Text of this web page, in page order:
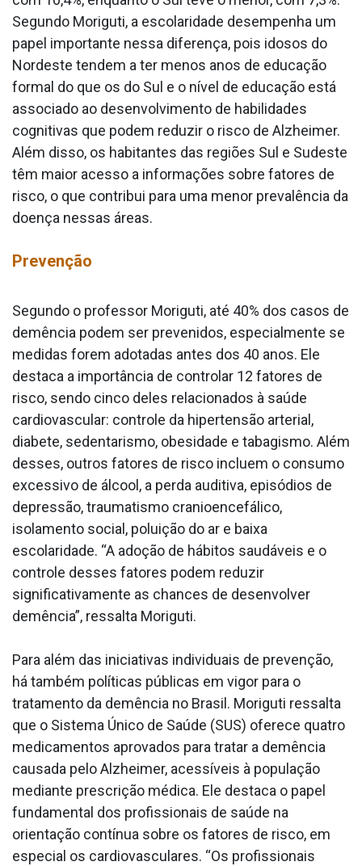
Segundo Moriguti, a escolaridade desempenha um
papel importante nessa diferença, pois idosos do
Nordeste tendem a ter menos anos de educação
formal do que os do Sul e o nível de educação está
associado ao desenvolvimento de habilidades
cognitivas que podem reduzir o risco de Alzheimer.
Além disso, os habitantes das regiões Sul e Sudeste
têm maior acesso a informações sobre fatores de
risco, o que contribui para uma menor prevalência da
doença nessas áreas.
Prevenção
Segundo o professor Moriguti, até 40% dos casos de
demência podem ser prevenidos, especialmente se
medidas forem adotadas antes dos 40 anos. Ele
destaca a importância de controlar 12 fatores de
risco, sendo cinco deles relacionados à saúde
cardiovascular: controle da hipertensão arterial,
diabete, sedentarismo, obesidade e tabagismo. Além
desses, outros fatores de risco incluem o consumo
excessivo de álcool, a perda auditiva, episódios de
depressão, traumatismo cranioencefálico,
isolamento social, poluição do ar e baixa
escolaridade. “A adoção de hábitos saudáveis e o
controle desses fatores podem reduzir
significativamente as chances de desenvolver
demência”, ressalta Moriguti.
Para além das iniciativas individuais de prevenção,
há também políticas públicas em vigor para o
tratamento da demência no Brasil. Moriguti ressalta
que o Sistema Único de Saúde (SUS) oferece quatro
medicamentos aprovados para tratar a demência
causada pelo Alzheimer, acessíveis à população
mediante prescrição médica. Ele destaca o papel
fundamental dos profissionais de saúde na
orientação contínua sobre os fatores de risco, em
especial os cardiovasculares. “Os profissionais